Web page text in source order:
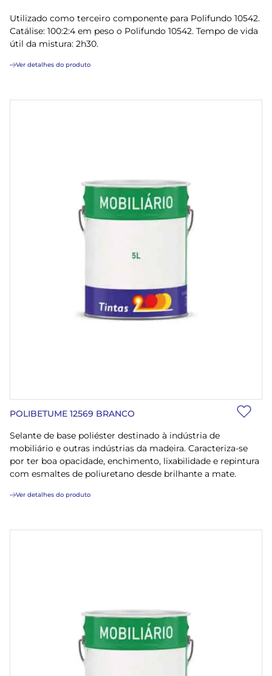
Utilizado como terceiro componente para Polifundo 10542.
Catálise: 100:2:4 em peso o Polifundo 10542. Tempo de vida
útil da mistura: 2h30.
Ver detalhes do produto
POLIBETUME 12569 BRANCO
Selante de base poliéster destinado à indústria de
mobiliário e outras indústrias da madeira. Caracteriza-se
por ter boa opacidade, enchimento, lixabilidade e repintura
com esmaltes de poliuretano desde brilhante a mate.
Ver detalhes do produto